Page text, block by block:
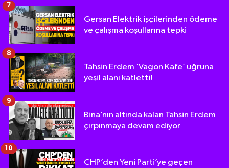
Gersan Elektrik işçilerinden ödeme
ve çalışma koşullarına tepki
7
Tahsin Erdem ‘Vagon Kafe’ uğruna
yeşil alanı katletti!
8
Bina’nın altında kalan Tahsin Erdem
çırpınmaya devam ediyor
9
CHP’den Yeni Parti’ye geçen
10